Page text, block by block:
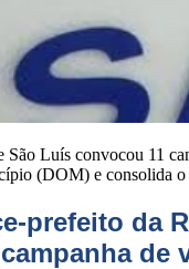
Luís convocou 11
(DOM) e consolida o
prefeito da
de